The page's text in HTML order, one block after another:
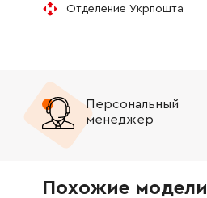
Отделение Укрпошта
Персональный
менеджер
Похожие модели